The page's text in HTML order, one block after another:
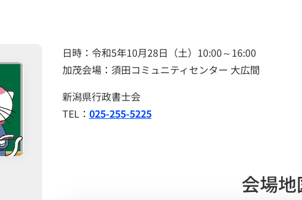
日時：令和5年10月28日（土）10:00～16:00
加茂会場：須田コミュニティセンター 大広間
新潟県行政書士会
TEL： 025-255-5225
会場地